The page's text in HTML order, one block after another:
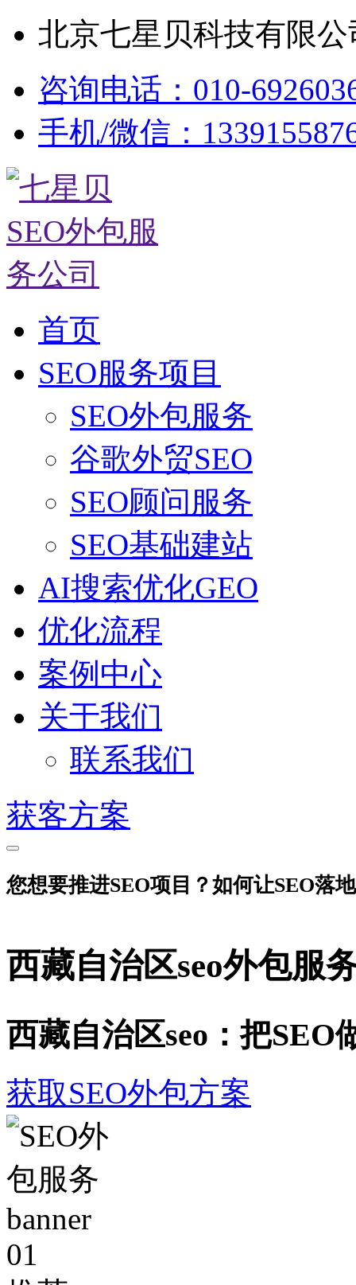
北京七星贝科技有限
咨询电话：010-
手机/微信：
首页
SEO服务项目
SEO外包服务
谷歌外贸SEO
SEO顾问服务
SEO基础建站
AI搜索优化GEO
优化流程
案例中心
关于我们
联系我们
获客方案
您想要推进SEO项目？如何让SEO落
西藏自治区seo外包服
西藏自治区seo：把SEO
获取SEO外包方案
01